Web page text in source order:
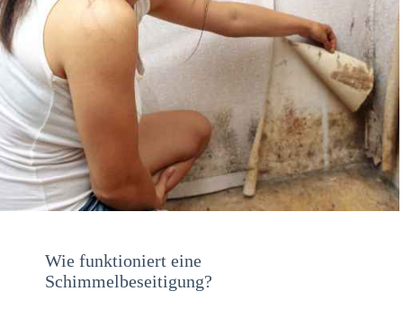
Wie funktioniert eine
Schimmelbeseitigung?